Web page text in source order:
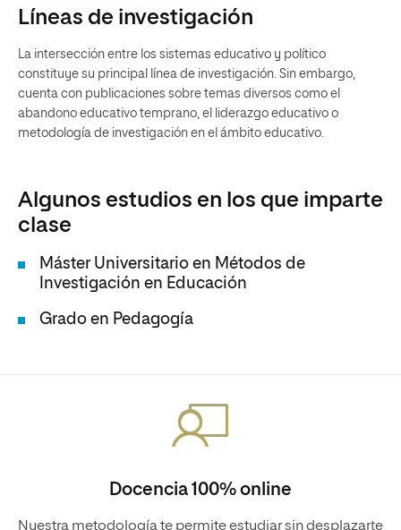
Líneas de investigación
La intersección entre los sistemas educativo y político
constituye su principal línea de investigación. Sin embargo,
cuenta con publicaciones sobre temas diversos como el
abandono educativo temprano, el liderazgo educativo o
metodología de investigación en el ámbito educativo.
Algunos estudios en los que imparte
clase
Máster Universitario en Métodos de
Investigación en Educación
Grado en Pedagogía
Docencia 100% online
Nuestra metodología te permite estudiar sin desplazarte